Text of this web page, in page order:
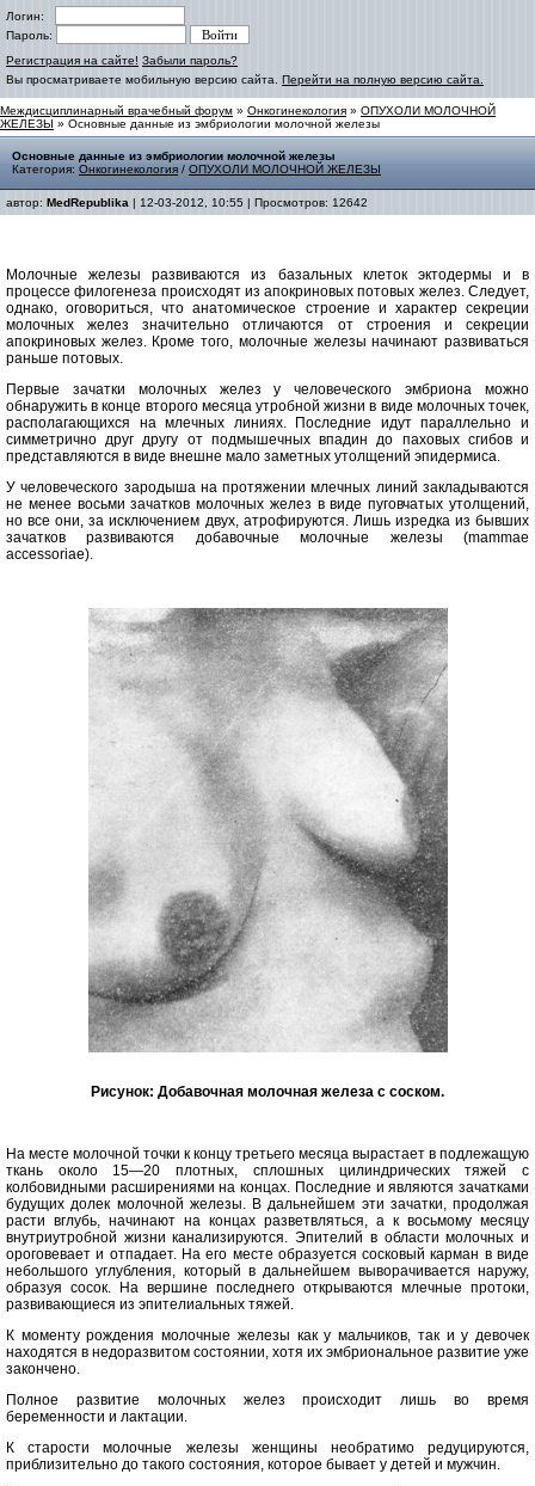
Логин:
Пароль:
Регистрация на сайте! Забыли пароль?
Вы просматриваете мобильную версию сайта. Перейти на полную версию сайта.
Междисциплинарный врачебный форум » Онкогинекология » ОПУХОЛИ МОЛОЧНОЙ
ЖЕЛЕЗЫ » Основные данные из эмбриологии молочной железы
Основные данные из эмбриологии молочной железы
Категория: Онкогинекология / ОПУХОЛИ МОЛОЧНОЙ ЖЕЛЕЗЫ
автор: MedRepublika | 12-03-2012, 10:55 | Просмотров: 12642
Молочные железы развиваются из базальных клеток эктодермы и в
процессе филогенеза происходят из апокриновых потовых желез. Следует,
однако, оговориться, что анатомическое строение и характер секреции
молочных желез значительно отличаются от строения и секреции
апокриновых желез. Кроме того, молочные железы начинают развиваться
раньше потовых.
Первые зачатки молочных желез у человеческого эмбриона можно
обнаружить в конце второго месяца утробной жизни в виде молочных точек,
располагающихся на млечных линиях. Последние идут параллельно и
симметрично друг другу от подмышечных впадин до паховых сгибов и
представляются в виде внешне мало заметных утолщений эпидермиса.
У человеческого зародыша на протяжении млечных линий закладываются
не менее восьми зачатков молочных желез в виде пуговчатых утолщений,
но все они, за исключением двух, атрофируются. Лишь изредка из бывших
зачатков развиваются добавочные молочные железы (mammae
accessoriae).
Рисунок: Добавочная молочная железа с соском.
Нa месте молочной точки к концу третьего месяца вырастает в подлежащую
ткань около 15—20 плотных, сплошных цилиндрических тяжей с
колбовидными расширениями на концах. Последние и являются зачатками
будущих долек молочной железы. В дальнейшем эти зачатки, продолжая
расти вглубь, начинают на концах разветвляться, а к восьмому месяцу
внутриутробной жизни канализируются. Эпителий в области молочных и
ороговевает и отпадает. На его месте образуется сосковый карман в виде
небольшого углубления, который в дальнейшем выворачивается наружу,
образуя сосок. На вершине последнего открываются млечные протоки,
развивающиеся из эпителиальных тяжей.
К моменту рождения молочные железы как у мальчиков, так и у девочек
находятся в недоразвитом состоянии, хотя их эмбриональное развитие уже
закончено.
Полное развитие молочных желез происходит лишь во время
беременности и лактации.
К старости молочные железы женщины необратимо редуцируются,
приблизительно до такого состояния, которое бывает у детей и мужчин.